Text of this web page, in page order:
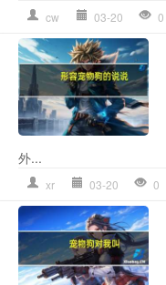
cw 03-20 0
外...
xr 03-20 0